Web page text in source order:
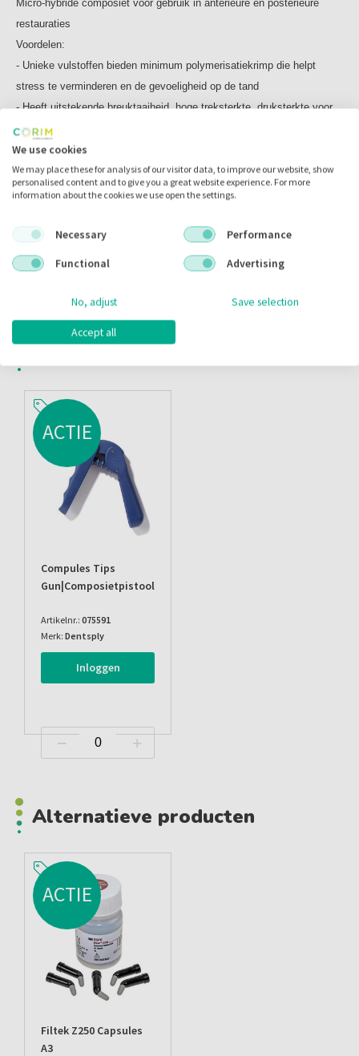
Micro-hybride composiet voor gebruik in anterieure en posterieure
restauraties
Voordelen:
- Unieke vulstoffen bieden minimum polymerisatiekrimp die helpt
stress te verminderen en de gevoeligheid op de tand
- Heeft uitstekende breuktaaiheid, hoge treksterkte, druksterkte voor
langdurige resultaten
- Zeer eenvoudig gebruik van aanvaardbare viscositeit en goede
marginale aanpassing
- Opmerkelijke kleurstabiliteit en de superieure kwaliteit van de
- Hoog niveau van radiopaciteit
Inhoud:
kleur A3
ACTIE
Compules Tips
Gun|composietpistool
Artikelnr.: 075591
Merk: Dentsply
Inloggen
Alternatieve producten
ACTIE
Filtek Z250 Capsules
A3
We use cookies
We may place these for analysis of our visitor data, to improve our website, show
personalised content and to give you a great website experience. For more
information about the cookies we use open the settings.
Necessary
Performance
Functional
Advertising
No, adjust Save selection
Accept all